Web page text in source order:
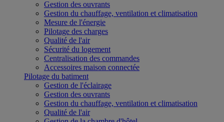
Gestion des ouvrants
Gestion du chauffage, ventilation et climatisation
Mesure de l'énergie
Pilotage des charges
Qualité de l'air
Sécurité du logement
Centralisation des commandes
Accessoires maison connectée
Pilotage du batiment
Gestion de l'éclairage
Gestion des ouvrants
Gestion du chauffage, ventilation et climatisation
Qualité de l'air